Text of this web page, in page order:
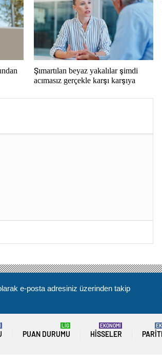
Şımartılan beyaz yakalılar şimdi
acımasız gerçekle karşı karşıya
e-posta adresiniz üzerinden takip
PUAN DURUMU
LİG
HISSELER
EKONOMİ